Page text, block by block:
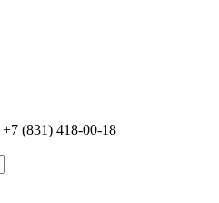
+7 (831) 418-00-18